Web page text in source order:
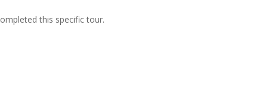
this specific tour.